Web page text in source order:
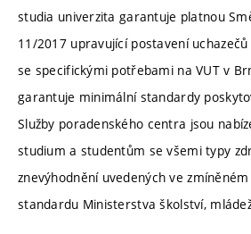
studia univerzita garantuje platnou
11/2017 upravující postavení
se specifickými potřebami na VUT v
garantuje minimální standardy
Služby poradenského centra jsou
studium a studentům se všemi typy
znevýhodnění uvedených ve
standardu Ministerstva školství,